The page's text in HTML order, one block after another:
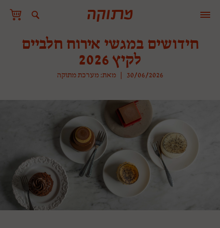
חידושים במגשי אירוח חלביים
לקיץ 2026
30/06/2026
| מאת: מערכת מתוקה